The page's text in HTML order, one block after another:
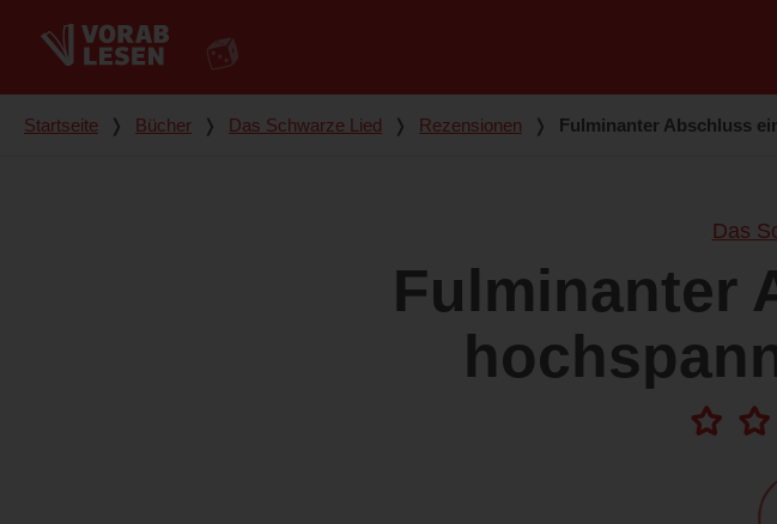
Du bist hier
Startseite ❭ Bücher ❭ Das Schwarze Lied ❭ Rezensionen ❭ Fulminanter Abschluss
Das
Fulminanter